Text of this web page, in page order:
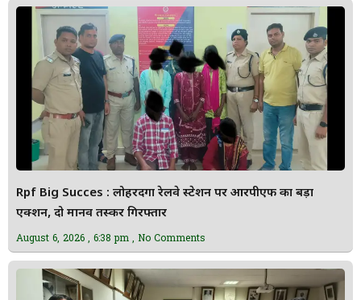
Rpf Big Succes : लोहरदगा रेलवे स्टेशन पर आरपीएफ का बड़ा
एक्शन, दो मानव तस्कर गिरफ्तार
August 6, 2026 6:38 pm No Comments